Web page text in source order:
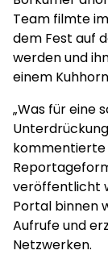
Team filmte
dem Fest auf
werden und
einem
„Was für eine
kommentierte
veröffentlicht
Portal binnen
Aufrufe und
Netzwerken.